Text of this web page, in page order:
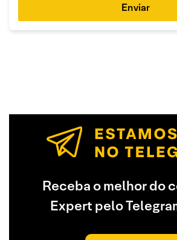
Enviar
Receba o melhor do
Expert pelo